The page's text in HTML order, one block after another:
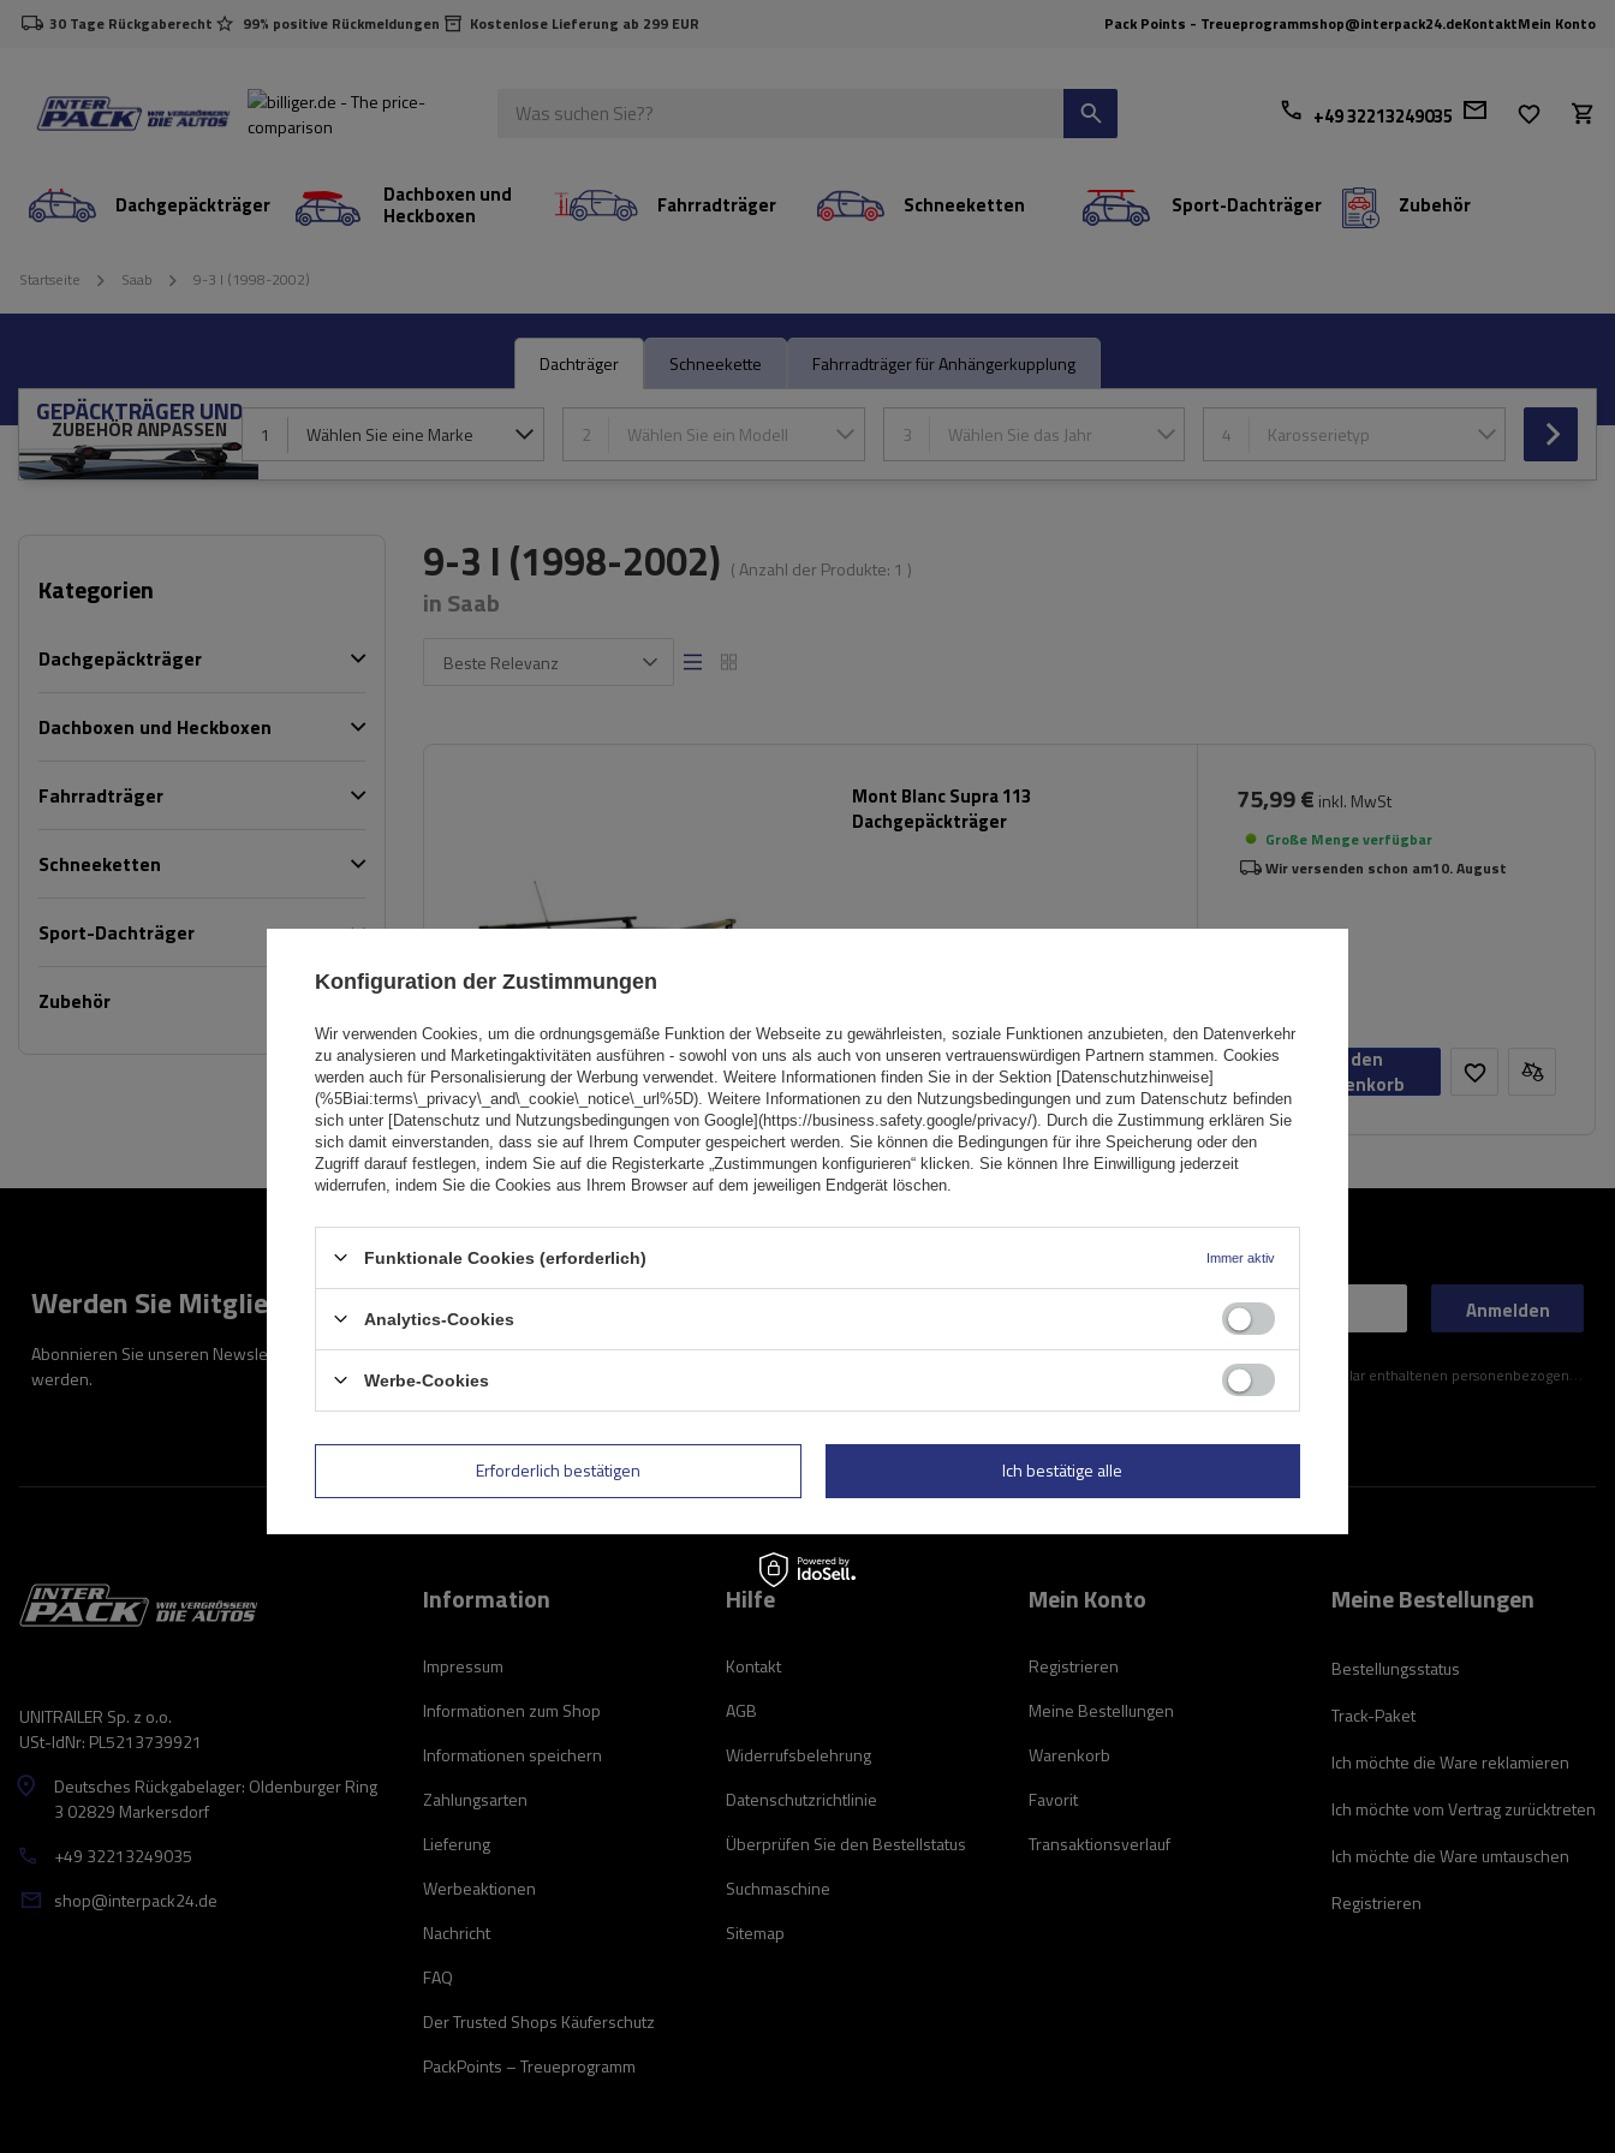
30 Tage Rückgaberecht 99% positive Rückmeldungen Kostenlose Lieferung ab 299 EUR Pack Points - Treueprogrammshop@interpack24.deKontaktMein Konto
+49 32213249035
Dachgepäckträger Dachboxen und
Heckboxen Fahrradträger Schneeketten Sport-Dachträger Zubehör
Startseite Saab 9-3 I (1998-2002)
Dachträger Schneekette Fahrradträger für Anhängerkupplung
GEPÄCKTRÄGER UND
ZUBEHÖR ANPASSEN 1 Wählen Sie eine Marke 2 Wählen Sie ein Modell 3 Wählen Sie das Jahr 4 Karosserietyp
Kategorien
Dachgepäckträger
Dachboxen und Heckboxen
Fahrradträger
Schneeketten
Sport-Dachträger
Zubehör
9-3 I (1998-2002) ( Anzahl der Produkte: 1 )
in Saab
Beste Relevanz
Mont Blanc Supra 113
Dachgepäckträger
75,99 € inkl. MwSt
Große Menge verfügbar
Wir versenden schon am10. August
In den
Warenkorb
Werden Sie Mitglied
Abonnieren Sie unseren Newsletter, um regelmäßig über Neuigkeiten und Sonderangebote informiert zu
werden.
Kontaktformular Ich stimme der Verarbeitung meiner im Kontaktformular enthaltenen personenbezogenen Daten gemäß der Verordnung (EU) des Europäischen Parlaments und des Rates zu.
Anmelden
UNITRAILER Sp. z o.o.
USt-IdNr: PL5213739921
Deutsches Rückgabelager: Oldenburger Ring
3 02829 Markersdorf
+49 32213249035
shop@interpack24.de
Information
Impressum
Informationen zum Shop
Informationen speichern
Zahlungsarten
Lieferung
Werbeaktionen
Nachricht
FAQ
Der Trusted Shops Käuferschutz
PackPoints – Treueprogramm
Hilfe
Kontakt
AGB
Widerrufsbelehrung
Datenschutzrichtlinie
Überprüfen Sie den Bestellstatus
Suchmaschine
Sitemap
Mein Konto
Registrieren
Meine Bestellungen
Warenkorb
Favorit
Transaktionsverlauf
Meine Bestellungen
Bestellungsstatus
Track-Paket
Ich möchte die Ware reklamieren
Ich möchte vom Vertrag zurücktreten
Ich möchte die Ware umtauschen
Registrieren
Konfiguration der Zustimmungen
Wir verwenden Cookies, um die ordnungsgemäße Funktion der Webseite zu gewährleisten, soziale Funktionen anzubieten, den Datenverkehr
zu analysieren und Marketingaktivitäten ausführen - sowohl von uns als auch von unseren vertrauenswürdigen Partnern stammen. Cookies
werden auch für Personalisierung der Werbung verwendet. Weitere Informationen finden Sie in der Sektion [Datenschutzhinweise]
(%5Biai:terms\_privacy\_and\_cookie\_notice\_url%5D). Weitere Informationen zu den Nutzungsbedingungen und zum Datenschutz befinden
sich unter [Datenschutz und Nutzungsbedingungen von Google](https://business.safety.google/privacy/). Durch die Zustimmung erklären Sie
sich damit einverstanden, dass sie auf Ihrem Computer gespeichert werden. Sie können die Bedingungen für ihre Speicherung oder den
Zugriff darauf festlegen, indem Sie auf die Registerkarte „Zustimmungen konfigurieren“ klicken. Sie können Ihre Einwilligung jederzeit
widerrufen, indem Sie die Cookies aus Ihrem Browser auf dem jeweiligen Endgerät löschen.
Funktionale Cookies (erforderlich) Immer aktiv
Analytics-Cookies
Werbe-Cookies
Erforderlich bestätigen Ich bestätige alle